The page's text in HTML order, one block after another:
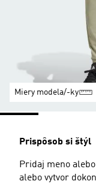
Miery modela/-ky
Prispôsob si štýl
Pridaj meno
alebo vytvor